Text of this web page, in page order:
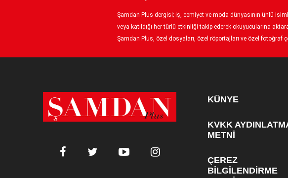
Şamdan Plus dergisi; iş, cemiyet ve moda dünyasının ünlü
veya katıldığı her türlü etkinliği takip ederek okuyucularına
Şamdan Plus, özel dosyaları, özel röportajları ve özel fotoğraf
KÜNYE
KVKK
METNİ
ÇEREZ
BİLGİLENDİRME